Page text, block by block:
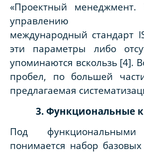
«Проектный менеджмент.
управлению
международный стандарт
эти параметры либо
упоминаются вскользь [4].
пробел, по большей
предлагаемая
3. Функциональные
Под функциональными
понимается набор